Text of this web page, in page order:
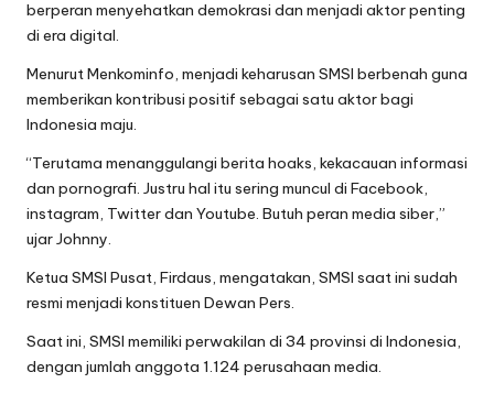
berperan menyehatkan demokrasi dan menjadi aktor penting
di era digital.
Menurut Menkominfo, menjadi keharusan SMSI berbenah guna
memberikan kontribusi positif sebagai satu aktor bagi
Indonesia maju.
“Terutama menanggulangi berita hoaks, kekacauan informasi
dan pornografi. Justru hal itu sering muncul di Facebook,
instagram, Twitter dan Youtube. Butuh peran media siber,”
ujar Johnny.
Ketua SMSI Pusat, Firdaus, mengatakan, SMSI saat ini sudah
resmi menjadi konstituen Dewan Pers.
Saat ini, SMSI memiliki perwakilan di 34 provinsi di Indonesia,
dengan jumlah anggota 1.124 perusahaan media.